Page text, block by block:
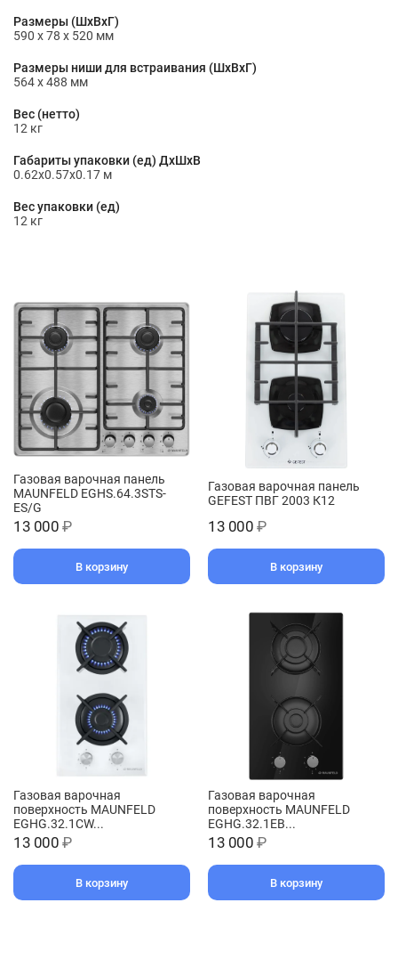
Размеры (ШхВхГ)
590 х 78 х 520 мм
Размеры ниши для встраивания (ШхВxГ)
564 x 488 мм
Вес (нетто)
12 кг
Габариты упаковки (ед) ДхШхВ
0.62x0.57x0.17 м
Вес упаковки (ед)
12 кг
Газовая варочная панель
MAUNFELD EGHS.64.3STS-
ES/G
13 000 ₽
В корзину
Газовая варочная панель
GEFEST ПВГ 2003 К12
13 000 ₽
В корзину
Газовая варочная
поверхность MAUNFELD
EGHG.32.1CW...
13 000 ₽
В корзину
Газовая варочная
поверхность MAUNFELD
EGHG.32.1EB...
13 000 ₽
В корзину